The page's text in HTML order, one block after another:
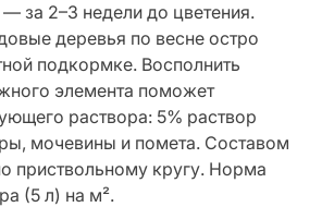
за 2–3 недели до цветения.
деревья по весне остро
подкормке. Восполнить
элемента поможет
раствора: 5% раствор
мочевины и помета. Составом
приствольному кругу. Норма
(5 л) на м².